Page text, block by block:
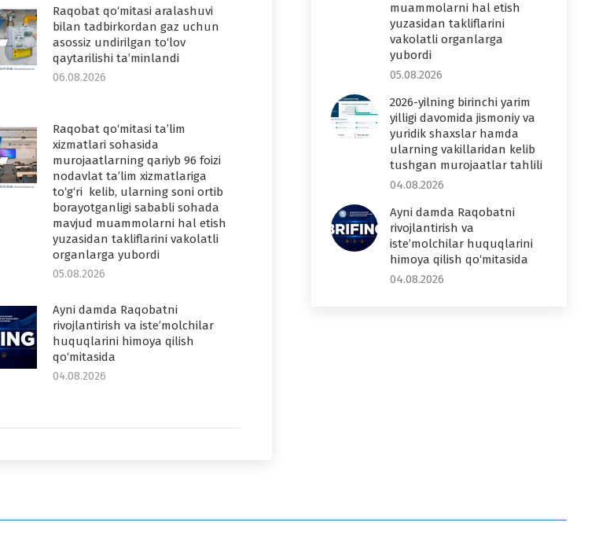
Raqobat qo‘mitasi aralashuvi
bilan tadbirkordan gaz uchun
asossiz undirilgan to‘lov
qaytarilishi ta’minlandi
06.08.2026
Raqobat qo‘mitasi ta’lim
xizmatlari sohasida
murojaatlarning qariyb 96 foizi
nodavlat ta’lim xizmatlariga
to‘g‘ri kelib, ularning soni ortib
borayotganligi sababli sohada
mavjud muammolarni hal etish
yuzasidan takliflarini vakolatli
organlarga yubordi
05.08.2026
Ayni damda Raqobatni
rivojlantirish va iste’molchilar
huquqlarini himoya qilish
qo‘mitasida
04.08.2026
muammolarni hal etish
yuzasidan takliflarini
vakolatli organlarga
yubordi
05.08.2026
2026-yilning birinchi yarim
yilligi davomida jismoniy va
yuridik shaxslar hamda
ularning vakillaridan kelib
tushgan murojaatlar tahlili
04.08.2026
Ayni damda Raqobatni
rivojlantirish va
iste’molchilar huquqlarini
himoya qilish qo‘mitasida
04.08.2026